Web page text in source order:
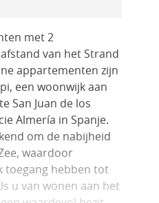
met 2
van het Strand
appartementen zijn
een woonwijk aan
San Juan de los
Almería in Spanje.
om de nabijheid
waardoor
toegang hebben tot
u van wonen aan het